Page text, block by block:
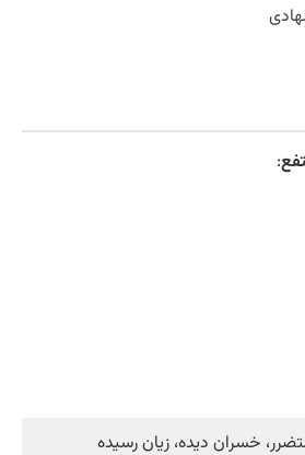
:
خسران دیده، زیان رسیده